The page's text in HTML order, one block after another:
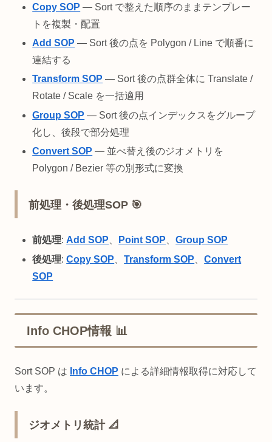
Copy SOP — Sort で整えた順序のままテンプレー
トを複製・配置
Add SOP — Sort 後の点を Polygon / Line で順番に
連結する
Transform SOP — Sort 後の点群全体に Translate /
Rotate / Scale を一括適用
Group SOP — Sort 後の点インデックスをグループ
化し、後段で部分処理
Convert SOP — 並べ替え後のジオメトリを
Polygon / Bezier 等の別形式に変換
前処理・後処理SOP 🎯
前処理: Add SOP Point SOP 、Group SOP
後処理:Copy SOP 、Transform SOP 、Convert
SOP
Info CHOP情報 📊
Sort SOP は Info CHOP による詳細情報取得に対応して
います。
ジオメトリ統計 📐